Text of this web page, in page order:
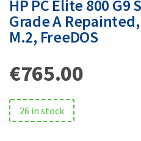
HP PC Elite 800 G9
Grade A
M.2, FreeDOS
€765.00
26 in stock